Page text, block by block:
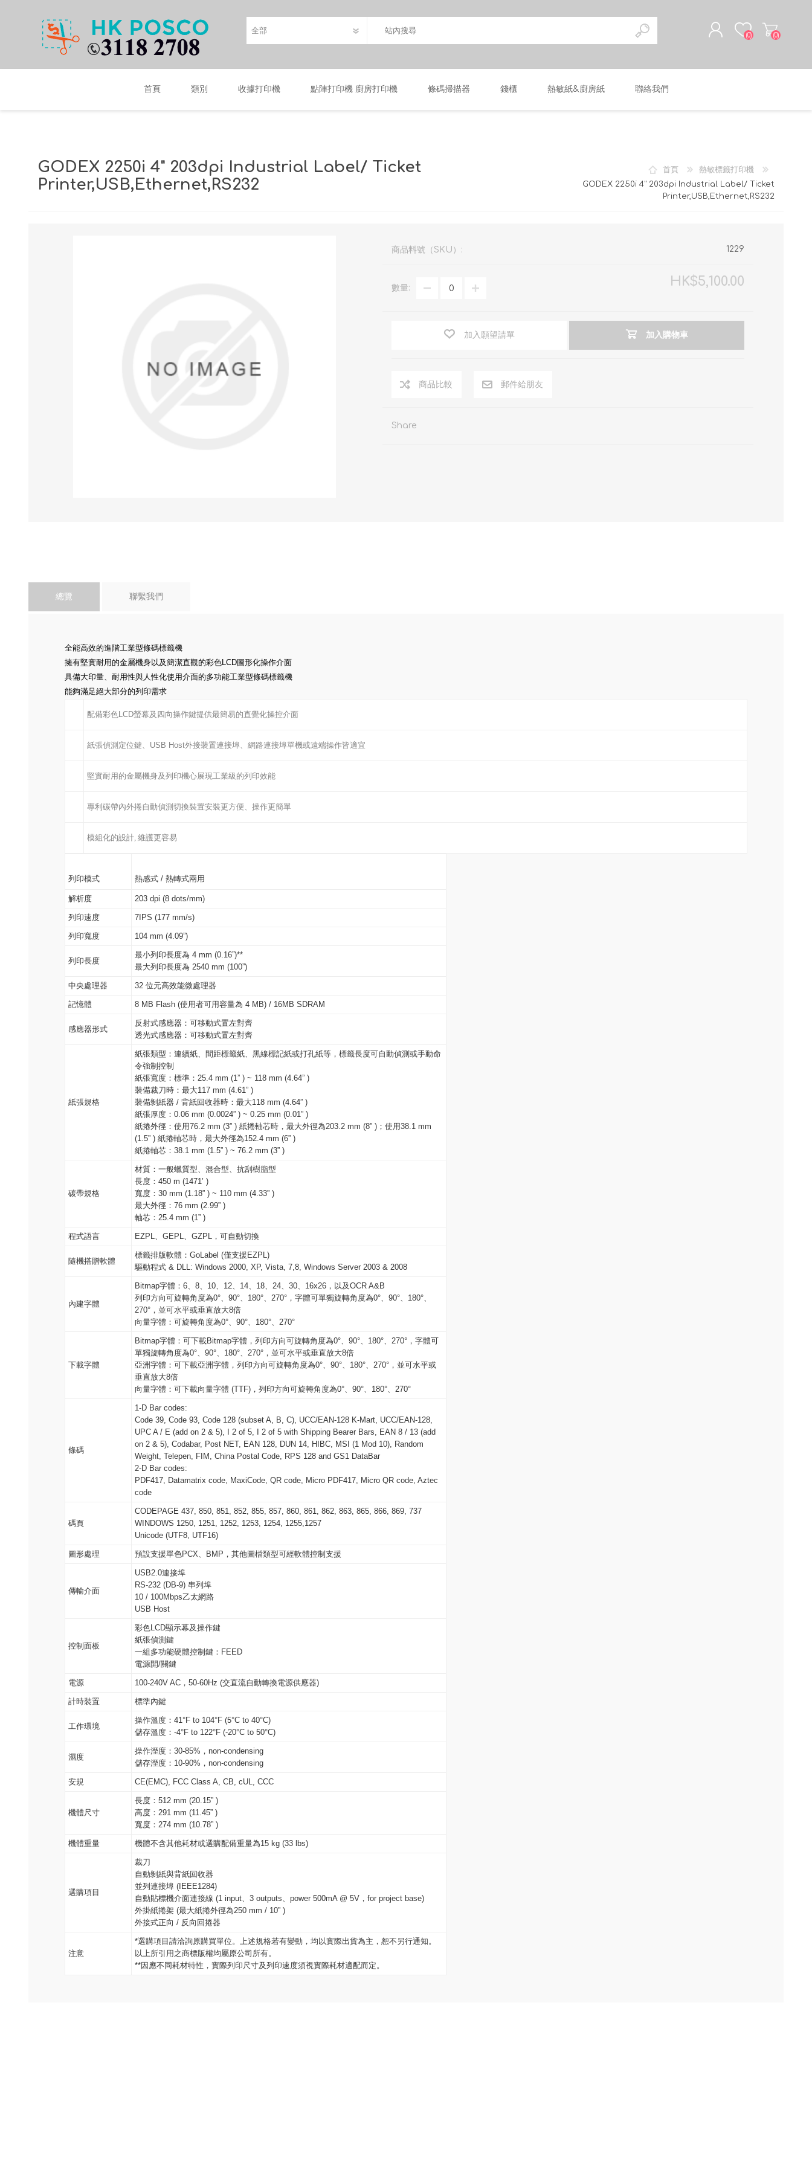
(0) (0)
首頁 類別 收據打印機 點陣打印機 廚房打印機 條碼掃描器 錢櫃 熱敏紙&廚房紙 聯絡我們
首頁
熱敏標籤打印機
GODEX 2250i 4" 203dpi Industrial Label/ Ticket
Printer,USB,Ethernet,RS232
GODEX 2250i 4" 203dpi Industrial Label/ Ticket
Printer,USB,Ethernet,RS232
商品料號（SKU）: 1229
HK$5,100.00
數量:
加入願望請單 加入購物車
商品比較 郵件給朋友
Share
總覽 聯繫我們
全能高效的進階工業型條碼標籤機
擁有堅實耐用的金屬機身以及簡潔直觀的彩色LCD圖形化操作介面
具備大印量、耐用性與人性化使用介面的多功能工業型條碼標籤機
能夠滿足絕大部分的列印需求
配備彩色LCD螢幕及四向操作鍵提供最簡易的直覺化操控介面
紙張偵測定位鍵、USB Host外接裝置連接埠、網路連接埠單機或遠端操作皆適宜
堅實耐用的金屬機身及列印機心展現工業級的列印效能
專利碳帶內外捲自動偵測切換裝置安裝更方便、操作更簡單
模組化的設計, 維護更容易
列印模式 熱感式 / 熱轉式兩用
解析度 203 dpi (8 dots/mm)
列印速度 7IPS (177 mm/s)
列印寬度 104 mm (4.09”)
列印長度
最小列印長度為 4 mm (0.16”)**
最大列印長度為 2540 mm (100”)
中央處理器 32 位元高效能微處理器
記憶體 8 MB Flash (使用者可用容量為 4 MB) / 16MB SDRAM
感應器形式
反射式感應器：可移動式置左對齊
透光式感應器：可移動式置左對齊
紙張規格
紙張類型：連續紙、間距標籤紙、黑線標記紙或打孔紙等，標籤長度可自動偵測或手動命
令強制控制
紙張寬度：標準：25.4 mm (1” ) ~ 118 mm (4.64” )
裝備裁刀時：最大117 mm (4.61” )
裝備剝紙器 / 背紙回收器時：最大118 mm (4.64” )
紙張厚度：0.06 mm (0.0024” ) ~ 0.25 mm (0.01” )
紙捲外徑：使用76.2 mm (3” ) 紙捲軸芯時，最大外徑為203.2 mm (8” )；使用38.1 mm
(1.5” ) 紙捲軸芯時，最大外徑為152.4 mm (6” )
紙捲軸芯：38.1 mm (1.5” ) ~ 76.2 mm (3” )
碳帶規格
材質：一般蠟質型、混合型、抗刮樹脂型
長度：450 m (1471’ )
寬度：30 mm (1.18” ) ~ 110 mm (4.33” )
最大外徑：76 mm (2.99” )
軸芯：25.4 mm (1” )
程式語言 EZPL、GEPL、GZPL，可自動切換
隨機搭贈軟體
標籤排版軟體：GoLabel (僅支援EZPL)
驅動程式 & DLL: Windows 2000, XP, Vista, 7,8, Windows Server 2003 & 2008
內建字體
Bitmap字體：6、8、10、12、14、18、24、30、16x26，以及OCR A&B
列印方向可旋轉角度為0°、90°、180°、270°，字體可單獨旋轉角度為0°、90°、180°、
270°，並可水平或垂直放大8倍
向量字體：可旋轉角度為0°、90°、180°、270°
下載字體
Bitmap字體：可下載Bitmap字體，列印方向可旋轉角度為0°、90°、180°、270°，字體可
單獨旋轉角度為0°、90°、180°、270°，並可水平或垂直放大8倍
亞洲字體：可下載亞洲字體，列印方向可旋轉角度為0°、90°、180°、270°，並可水平或
垂直放大8倍
向量字體：可下載向量字體 (TTF)，列印方向可旋轉角度為0°、90°、180°、270°
條碼
1-D Bar codes:
Code 39, Code 93, Code 128 (subset A, B, C), UCC/EAN-128 K-Mart, UCC/EAN-128,
UPC A / E (add on 2 & 5), I 2 of 5, I 2 of 5 with Shipping Bearer Bars, EAN 8 / 13 (add
on 2 & 5), Codabar, Post NET, EAN 128, DUN 14, HIBC, MSI (1 Mod 10), Random
Weight, Telepen, FIM, China Postal Code, RPS 128 and GS1 DataBar
2-D Bar codes:
PDF417, Datamatrix code, MaxiCode, QR code, Micro PDF417, Micro QR code, Aztec
code
碼頁
CODEPAGE 437, 850, 851, 852, 855, 857, 860, 861, 862, 863, 865, 866, 869, 737
WINDOWS 1250, 1251, 1252, 1253, 1254, 1255,1257
Unicode (UTF8, UTF16)
圖形處理 預設支援單色PCX、BMP，其他圖檔類型可經軟體控制支援
傳輸介面
USB2.0連接埠
RS-232 (DB-9) 串列埠
10 / 100Mbps乙太網路
USB Host
控制面板
彩色LCD顯示幕及操作鍵
紙張偵測鍵
一組多功能硬體控制鍵：FEED
電源開/關鍵
電源 100-240V AC，50-60Hz (交直流自動轉換電源供應器)
計時裝置 標準內鍵
工作環境
操作溫度：41°F to 104°F (5°C to 40°C)
儲存溫度：-4°F to 122°F (-20°C to 50°C)
濕度
操作溼度：30-85%，non-condensing
儲存溼度：10-90%，non-condensing
安規 CE(EMC), FCC Class A, CB, cUL, CCC
機體尺寸
長度：512 mm (20.15” )
高度：291 mm (11.45” )
寬度：274 mm (10.78” )
機體重量 機體不含其他耗材或選購配備重量為15 kg (33 lbs)
選購項目
裁刀
自動剝紙與背紙回收器
並列連接埠 (IEEE1284)
自動貼標機介面連接線 (1 input、3 outputs、power 500mA @ 5V，for project base)
外掛紙捲架 (最大紙捲外徑為250 mm / 10” )
外接式正向 / 反向回捲器
注意
*選購項目請洽詢原購買單位。上述規格若有變動，均以實際出貨為主，恕不另行通知。
以上所引用之商標版權均屬原公司所有。
**因應不同耗材特性，實際列印尺寸及列印速度須視實際耗材適配而定。